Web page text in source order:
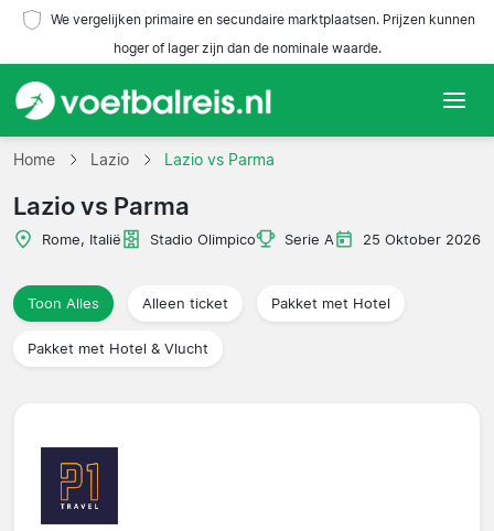
We vergelijken primaire en secundaire marktplaatsen. Prijzen kunnen
hoger of lager zijn dan de nominale waarde.
Home
Teams
Reisorganisaties
Home Lazio Lazio vs Parma
Lazio vs Parma
Rome, Italië Stadio Olimpico Serie A 25 Oktober 2026
Toon Alles Alleen ticket Pakket met Hotel
Pakket met Hotel & Vlucht